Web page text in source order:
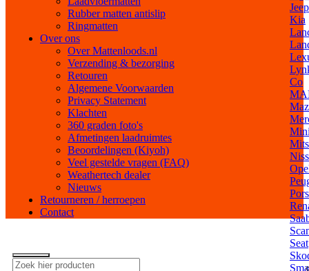
Rubber matten antislip
Ringmatten
Over ons
Over Mattenloods.nl
Verzending & bezorging
Retouren
Algemene Voorwaarden
Privacy Statement
Klachten
360 graden foto's
Afmetingen laadruimtes
Beoordelingen (Kiyoh)
Veel gestelde vragen (FAQ)
Weathertech dealer
Nieuws
Retourneren / herroepen
Contact
Jeep
Kia
Co
Seat